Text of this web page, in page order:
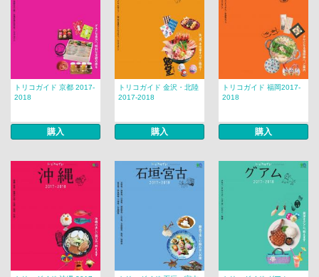
トリコガイド 京都 2017-
2018
購入
トリコガイド 金沢・北陸
2017-2018
購入
トリコガイド 福岡2017-
2018
購入